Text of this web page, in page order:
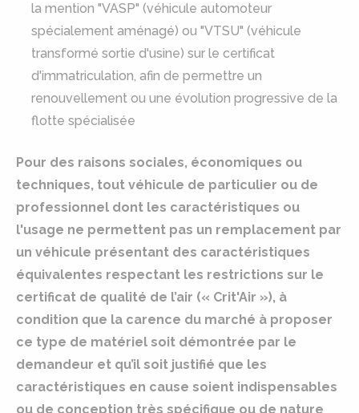
la mention "VASP" (véhicule automoteur
spécialement aménagé) ou "VTSU" (véhicule
transformé sortie d'usine) sur le certificat
d'immatriculation, afin de permettre un
renouvellement ou une évolution progressive de la
flotte spécialisée
Pour des raisons sociales, économiques ou
techniques, tout véhicule de particulier ou de
professionnel dont les caractéristiques ou
l'usage ne permettent pas un remplacement par
un véhicule présentant des caractéristiques
équivalentes respectant les restrictions sur le
certificat de qualité de l’air (« Crit'Air »), à
condition que la carence du marché à proposer
ce type de matériel soit démontrée par le
demandeur et qu’il soit justifié que les
caractéristiques en cause soient indispensables
ou de conception très spécifique ou de nature